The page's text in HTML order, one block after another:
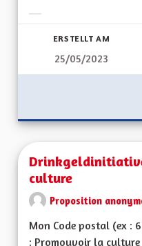
ERSTELLT AM
25/05/2023
culture
Proposition
Mon Code postal (ex :
: Promouvoir la